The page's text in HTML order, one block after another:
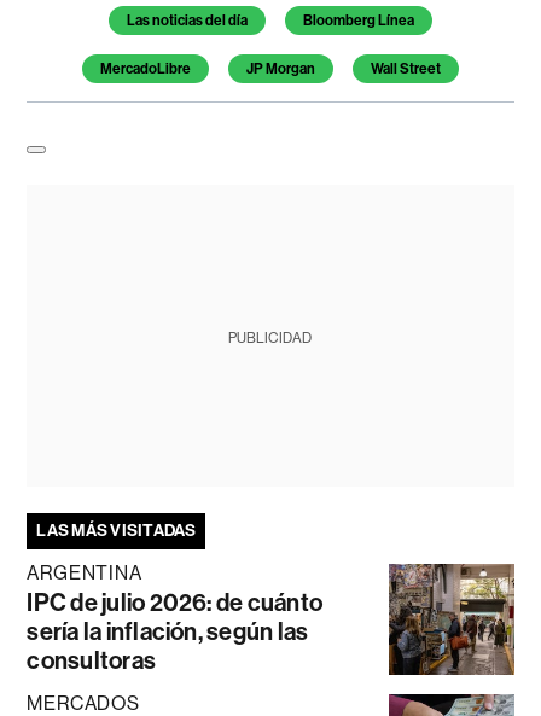
Temas de este artículo
Las noticias del día Bloomberg Línea
MercadoLibre JP Morgan Wall Street
PUBLICIDAD
LAS MÁS VISITADAS
ARGENTINA
IPC de julio 2026: de cuánto
sería la inflación, según las
consultoras
MERCADOS